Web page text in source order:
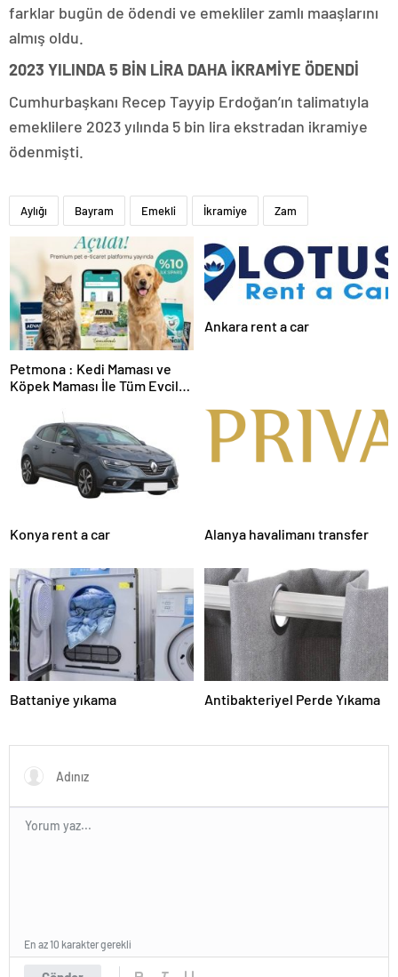
farklar bugün de ödendi ve emekliler zamlı maaşlarını
almış oldu.
2023 YILINDA 5 BİN LİRA DAHA İKRAMİYE ÖDENDİ
Cumhurbaşkanı Recep Tayyip Erdoğan’ın talimatıyla
emeklilere 2023 yılında 5 bin lira ekstradan ikramiye
ödenmişti.
Aylığı Bayram Emekli İkramiye Zam
Petmona : Kedi Maması ve
Köpek Maması İle Tüm Evcil
Ankara rent a car
Konya rent a car Alanya havalimanı transfer
Battaniye yıkama Antibakteriyel Perde Yıkama
En az 10 karakter gerekli